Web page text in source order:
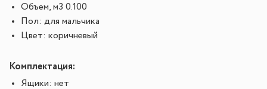
Объем, м3 0.100
Пол: для мальчика
Цвет: коричневый
Комплектация:
Ящики: нет